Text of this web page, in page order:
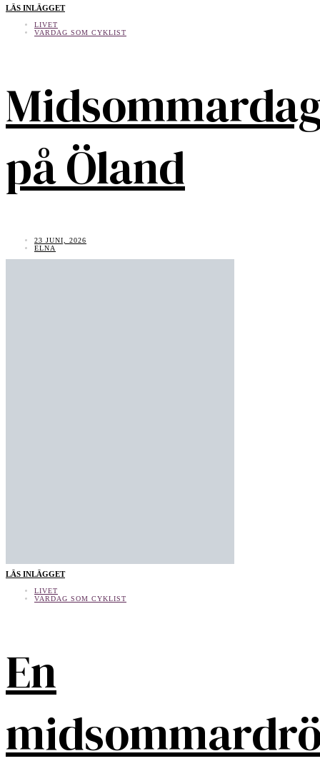
LÄS INLÄGGET
LIVET
VARDAG SOM CYKLIST
på Öland
23 JUNI, 2026
ELNA
LÄS INLÄGGET
LIVET
VARDAG SOM CYKLIST
En